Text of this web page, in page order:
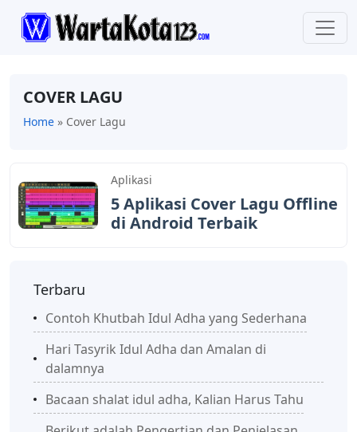
COVER LAGU
Home » Cover Lagu
Aplikasi
5 Aplikasi Cover Lagu Offline
di Android Terbaik
Terbaru
Contoh Khutbah Idul Adha yang Sederhana
Hari Tasyrik Idul Adha dan Amalan di
dalamnya
Bacaan shalat idul adha, Kalian Harus Tahu